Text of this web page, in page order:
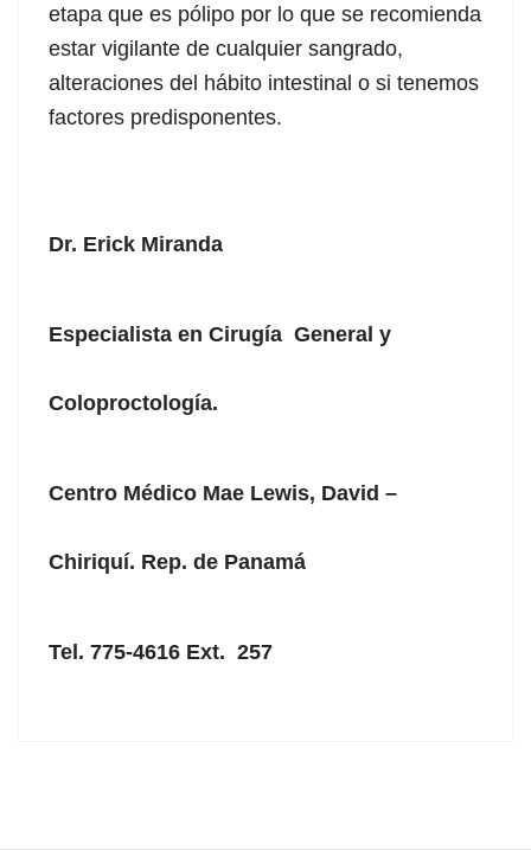
etapa que es pólipo por lo que se recomienda
estar vigilante de cualquier sangrado,
alteraciones del hábito intestinal o si tenemos
factores predisponentes.
Dr. Erick Miranda
Especialista en Cirugía General y
Coloproctología.
Centro Médico Mae Lewis, David –
Chiriquí. Rep. de Panamá
Tel. 775-4616 Ext. 257